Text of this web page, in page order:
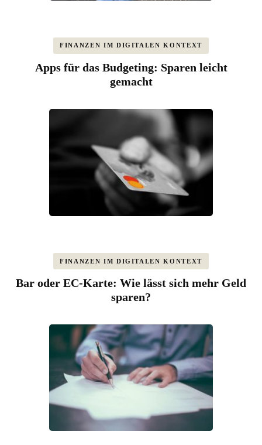
FINANZEN IM DIGITALEN KONTEXT
Apps für das Budgeting: Sparen leicht
gemacht
FINANZEN IM DIGITALEN KONTEXT
Bar oder EC-Karte: Wie lässt sich mehr Geld
sparen?